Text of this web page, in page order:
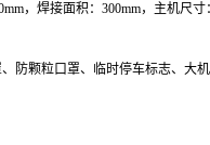
焊接面积：300mm，主机尺寸
颗粒口罩、临时停车标志、大